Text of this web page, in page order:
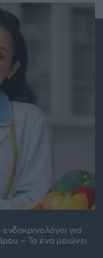
για
– Το ένα μειώνει